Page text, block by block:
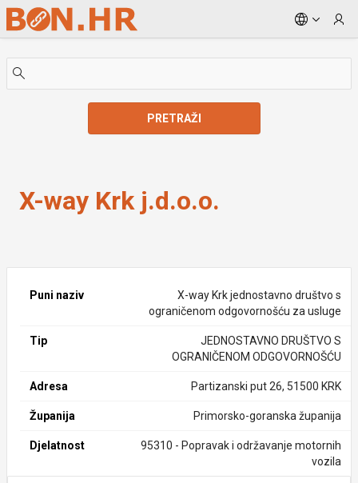
Skip to Main Content
PRETRAŽI
X-way Krk j.d.o.o.
Puni naziv
X-way Krk jednostavno društvo s
ograničenom odgovornošću za usluge
Tip
JEDNOSTAVNO DRUŠTVO S
OGRANIČENOM ODGOVORNOŠĆU
Adresa Partizanski put 26, 51500 KRK
Županija Primorsko-goranska županija
Djelatnost
95310 - Popravak i održavanje motornih
vozila